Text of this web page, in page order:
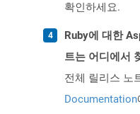
확인하세요.
Ruby에 대한
트는 어디에서
전체 릴리스 노
Documentation